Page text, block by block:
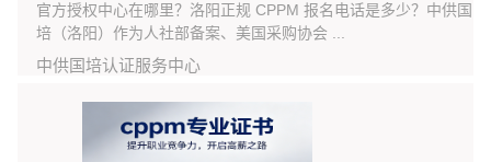
官方授权中心在哪里？洛阳正规 CPPM 报名电话是多少？中供国
培（洛阳）作为人社部备案、美国采购协会 ...
中供国培认证服务中心